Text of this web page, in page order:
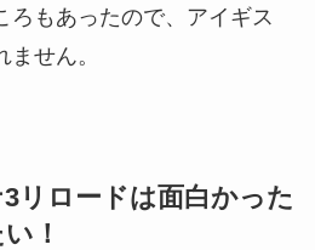
ろもあったので、アイギス
せん。
リロードは面白かった
！